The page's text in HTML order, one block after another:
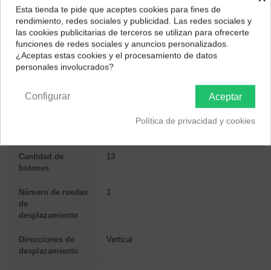
dispositivo
Tecnología de
detección de
movimientos
Óptico
movimiento
Cantidad de
botones
13
Número de ruedas
de
desplazamiento
1
Direcciones de
desplazamiento
Vertical
¿Dónde deseas recibir tu pedido?
Selecciona tu ubicación para mostrarte los precios e
impuestos correctos para tu región.
Esta tienda te pide que aceptes cookies para fines de
rendimiento, redes sociales y publicidad. Las redes sociales y
las cookies publicitarias de terceros se utilizan para ofrecerte
funciones de redes sociales y anuncios personalizados.
¿Aceptas estas cookies y el procesamiento de datos
personales involucrados?
Aceptar
Configurar
Política de privacidad y cookies